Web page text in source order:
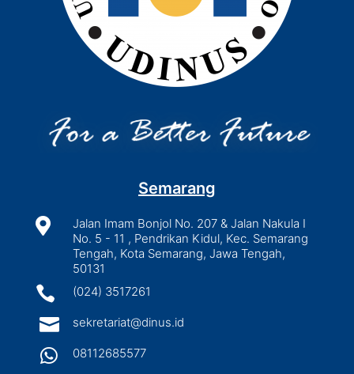
Semarang

Jalan Imam Bonjol No. 207 & Jalan Nakula I
No. 5 - 11 , Pendrikan Kidul, Kec. Semarang
Tengah, Kota Semarang, Jawa Tengah,
50131
 (024) 3517261
 sekretariat@dinus.id
 08112685577